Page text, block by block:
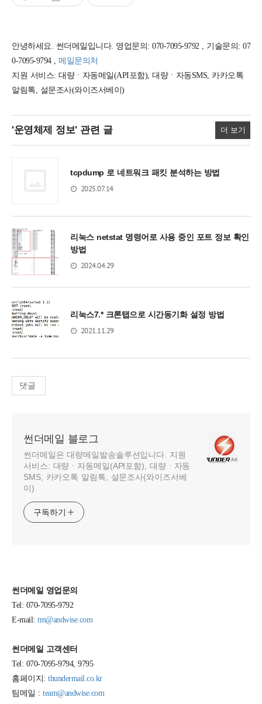
안녕하세요. 썬더메일입니다. 영업문의: 070-7095-9792 , 기술문의: 07
0-7095-9794 , 메일문의처
지원 서비스: 대량ㆍ자동메일(API포함), 대량ㆍ자동SMS, 카카오톡
알림톡, 설문조사(와이즈서베이)
'운영체제 정보'관련 글 더 보기
tcpdump 로 네트워크 패킷 분석하는 방법
2025.07.14
리눅스 netstat 명령어로 사용 중인 포트 정보 확인
방법
2024.04.29
리눅스7.* 크론탭으로 시간동기화 설정 방법
2021.11.29
댓글
썬더메일 블로그
썬더메일은 대량메일발송솔루션입니다. 지원
서비스: 대량ㆍ자동메일(API포함), 대량ㆍ자동
SMS, 카카오톡 알림톡, 설문조사(와이즈서베
이)
구독하기
썬더메일 영업문의
Tel: 070-7095-9792
E-mail: tm@andwise.com
썬더메일 고객센터
Tel: 070-7095-9794, 9795
홈페이지: thundermail.co.kr
팀메일 : team@andwise.com